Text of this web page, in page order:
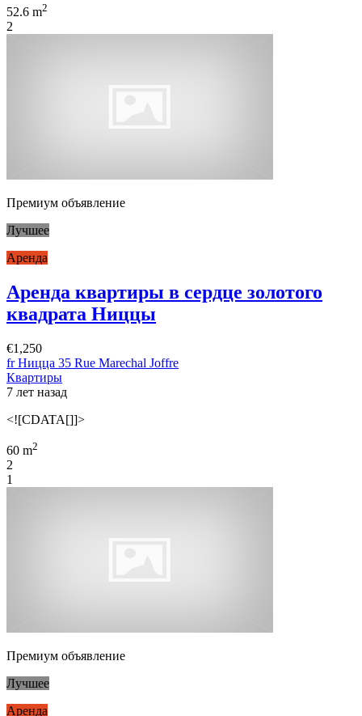
52.6 m2
2
Премиум объявление
Лучшее
Аренда
Аренда квартиры в сердце золотого
квадрата Ниццы
€1,250
fr Ницца 35 Rue Marechal Joffre
Квартиры
7 лет назад
<![CDATA[]]>
60 m2
2
1
Премиум объявление
Лучшее
Аренда